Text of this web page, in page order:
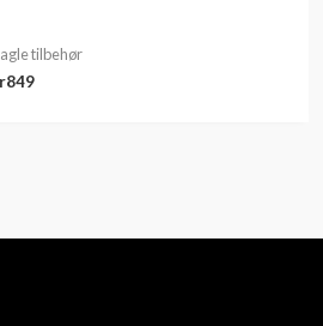
tilbehør
849